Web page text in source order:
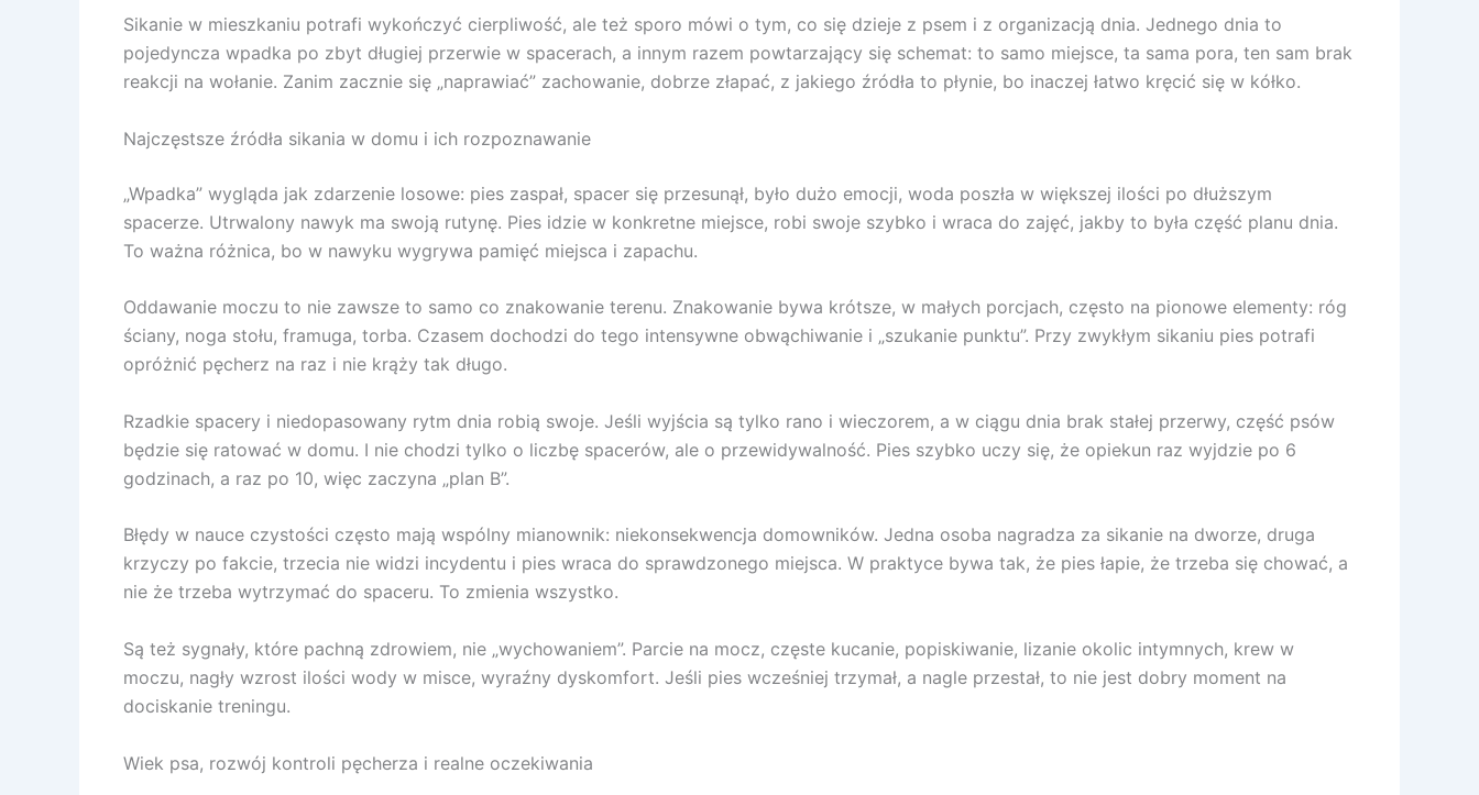
Sikanie w mieszkaniu potrafi wykończyć cierpliwość, ale też sporo mówi o tym, co się dzieje z psem i z organizacją dnia. Jednego dnia to
pojedyncza wpadka po zbyt długiej przerwie w spacerach, a innym razem powtarzający się schemat: to samo miejsce, ta sama pora, ten sam brak
reakcji na wołanie. Zanim zacznie się „naprawiać” zachowanie, dobrze złapać, z jakiego źródła to płynie, bo inaczej łatwo kręcić się w kółko.
Najczęstsze źródła sikania w domu i ich rozpoznawanie
„Wpadka” wygląda jak zdarzenie losowe: pies zaspał, spacer się przesunął, było dużo emocji, woda poszła w większej ilości po dłuższym
spacerze. Utrwalony nawyk ma swoją rutynę. Pies idzie w konkretne miejsce, robi swoje szybko i wraca do zajęć, jakby to była część planu dnia.
To ważna różnica, bo w nawyku wygrywa pamięć miejsca i zapachu.
Oddawanie moczu to nie zawsze to samo co znakowanie terenu. Znakowanie bywa krótsze, w małych porcjach, często na pionowe elementy: róg
ściany, noga stołu, framuga, torba. Czasem dochodzi do tego intensywne obwąchiwanie i „szukanie punktu”. Przy zwykłym sikaniu pies potrafi
opróżnić pęcherz na raz i nie krąży tak długo.
Rzadkie spacery i niedopasowany rytm dnia robią swoje. Jeśli wyjścia są tylko rano i wieczorem, a w ciągu dnia brak stałej przerwy, część psów
będzie się ratować w domu. I nie chodzi tylko o liczbę spacerów, ale o przewidywalność. Pies szybko uczy się, że opiekun raz wyjdzie po 6
godzinach, a raz po 10, więc zaczyna „plan B”.
Błędy w nauce czystości często mają wspólny mianownik: niekonsekwencja domowników. Jedna osoba nagradza za sikanie na dworze, druga
krzyczy po fakcie, trzecia nie widzi incydentu i pies wraca do sprawdzonego miejsca. W praktyce bywa tak, że pies łapie, że trzeba się chować, a
nie że trzeba wytrzymać do spaceru. To zmienia wszystko.
Są też sygnały, które pachną zdrowiem, nie „wychowaniem”. Parcie na mocz, częste kucanie, popiskiwanie, lizanie okolic intymnych, krew w
moczu, nagły wzrost ilości wody w misce, wyraźny dyskomfort. Jeśli pies wcześniej trzymał, a nagle przestał, to nie jest dobry moment na
dociskanie treningu.
Wiek psa, rozwój kontroli pęcherza i realne oczekiwania